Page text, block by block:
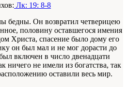
Лк: 19: 8-8
бедны. Он возвратил четверицею
половину оставшегося имения
Христа, спасение было дому его
он был мал и не мог дорасти до
включен в число двенадцати
ничего не имели из богатства, так
оставили весь мир.